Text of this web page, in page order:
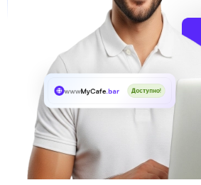
wwwMyCafe.bar Доступно!